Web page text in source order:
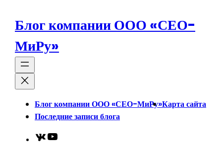
содержимому
Блог компании ООО «СЕО-
МиРу»
Блог компании ООО «СЕО-МиРу»Карта сайта
Последние записи блога
VK